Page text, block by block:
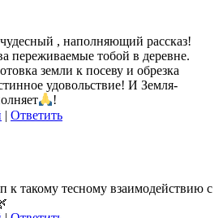
, наполняющий рассказ!
переживаемые тобой в деревне.
земли к посеву и обрезка
удовольствие! И Земля-
!
| Ответить
к такому тесному взаимодействию с